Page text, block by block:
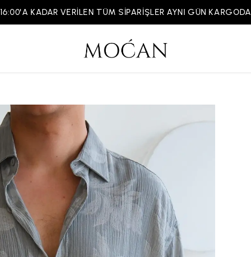
16:00'A KADAR VERİLEN TÜM SİPARİŞLER AYNI GÜN KARGODA